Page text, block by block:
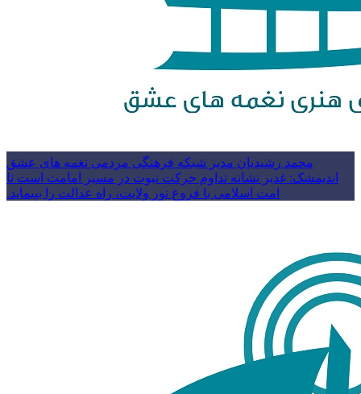
محمد رشیدیان مدیر شبکه فرهنگی مردمی نغمه های عشق
اندیمشک: غدیر نشانه تداوم حرکت نبوت در مسیر امامت است تا
امت اسلامی با فروغ نور ولایت، راه عدالت را بپیماید.